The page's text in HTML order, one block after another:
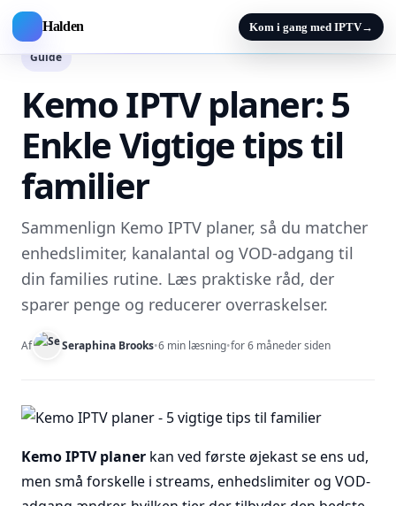
Halden Kom i gang med IPTV→
Guide
Kemo IPTV planer: 5
Enkle Vigtige tips til
familier
Sammenlign Kemo IPTV planer, så du matcher
enhedslimiter, kanalantal og VOD-adgang til
din families rutine. Læs praktiske råd, der
sparer penge og reducerer overraskelser.
Af Seraphina Brooks•6 min læsning•for 6 måneder siden
Kemo IPTV planer kan ved første øjekast se ens ud,
men små forskelle i streams, enhedslimiter og VOD-